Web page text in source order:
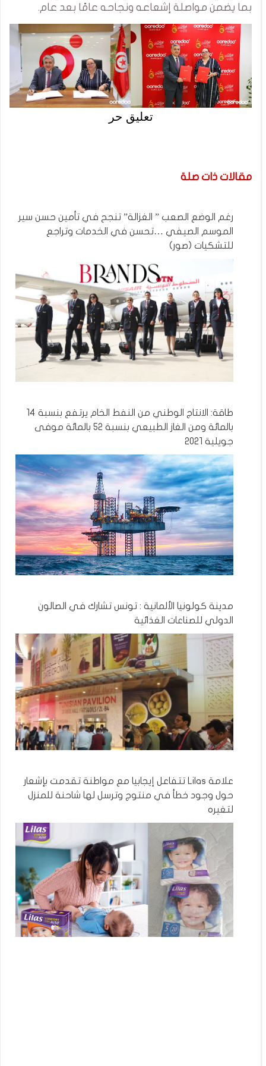
بما يضمن مواصلة إشعاعه ونجاحه عامًا بعد عام.
تعليق حر
مقالات ذات صلة
رغم الوضع الصعب ” الغزالة” تنجح في تأمين حسن سير
الموسم الصيفي …تحسن في الخدمات وتراجع
للتشكيات (صور)
طاقة: الانتاج الوطني من النفط الخام يرتفع بنسبة 14
بالمائة ومن الغاز الطبيعي بنسبة 52 بالمائة موفى
جويلية 2021
مدينة كولونيا الألمانية : تونس تشارك في الصالون
الدولي للصناعات الغذائية
علامة Lilas تتفاعل إيجابيا مع مواطنة تقدمت بإشعار
حول وجود خطأ في منتوج وترسل لها شاحنة للمنزل
لتغيره